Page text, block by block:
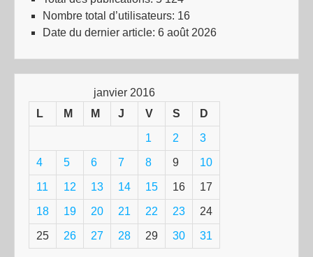
Nombre total d’utilisateurs: 16
Date du dernier article: 6 août 2026
janvier 2016
L
M M J V S D
1 2 3
4 5 6 7 8 9 10
11 12 13 14 15 16 17
18 19 20 21 22 23 24
25 26 27 28 29 30 31